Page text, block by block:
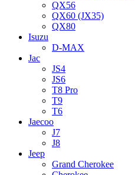
QX56
QX60 (JX35)
QX80
Isuzu
D-MAX
Jac
JS4
JS6
T8 Pro
T9
T6
Jaecoo
J7
J8
Jeep
Grand Cherokee